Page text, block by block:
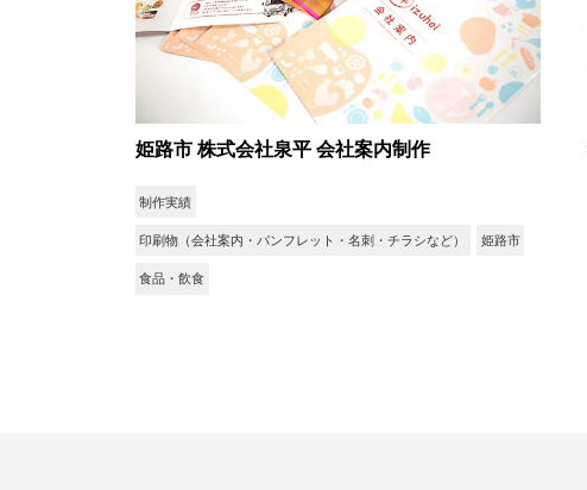
姫路市 株式会社泉平 会社案内制作
制作実績
印刷物（会社案内・パンフレット・名刺・チラシなど） 姫路市
食品・飲食